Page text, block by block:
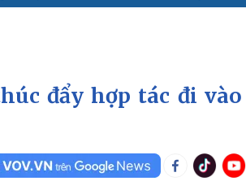
Infographic
Ô tô - Xe máy
đẩy hợp tác đi